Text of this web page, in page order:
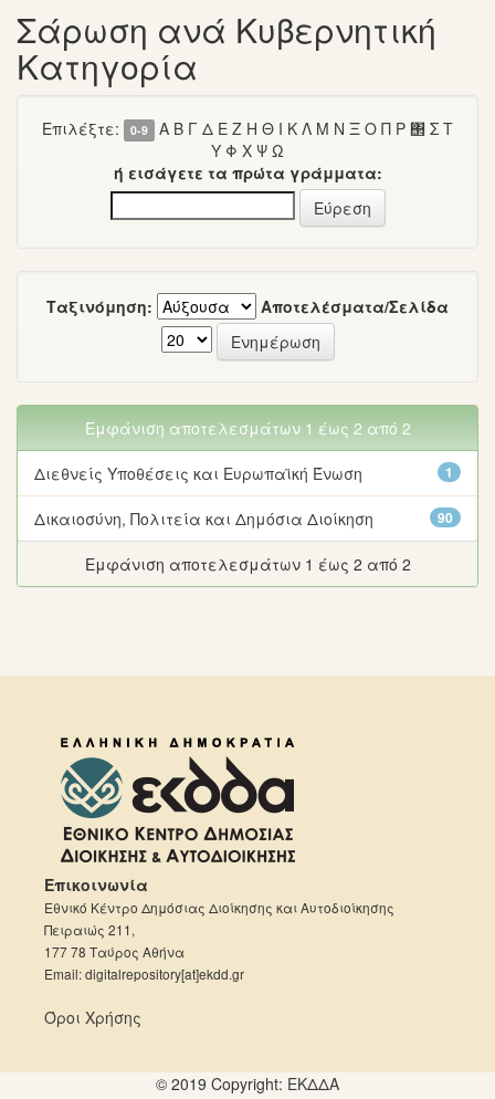
Σάρωση ανά Κυβερνητική
Κατηγορία
Επιλέξτε: 0-9 Α Β Γ Δ Ε Ζ Η Θ Ι Κ Λ Μ Ν Ξ Ο Π Ρ ΢ Σ Τ
Υ Φ Χ Ψ Ω
ή εισάγετε τα πρώτα γράμματα:
Ταξινόμηση: Αποτελέσματα/Σελίδα
Εμφάνιση αποτελεσμάτων 1 έως 2 από 2
Διεθνείς Υποθέσεις και Ευρωπαϊκή Ένωση 1
Δικαιοσύνη, Πολιτεία και Δημόσια Διοίκηση 90
Εμφάνιση αποτελεσμάτων 1 έως 2 από 2
Επικοινωνία
Εθνικό Κέντρο Δημόσιας Διοίκησης και Αυτοδιοίκησης
Πειραιώς 211,
177 78 Ταύρος Αθήνα
Email: digitalrepository[at]ekdd.gr
Όροι Χρήσης
© 2019 Copyright: ΕKΔΔΑ